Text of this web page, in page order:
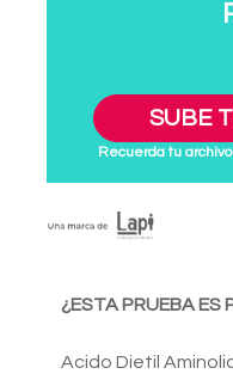
SUBE
Recuerda tu
¿ESTA PRUEBA ES
Acido Dietil